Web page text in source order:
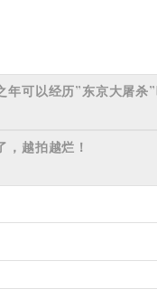
年可以经历”东京大屠杀
，越拍越烂！